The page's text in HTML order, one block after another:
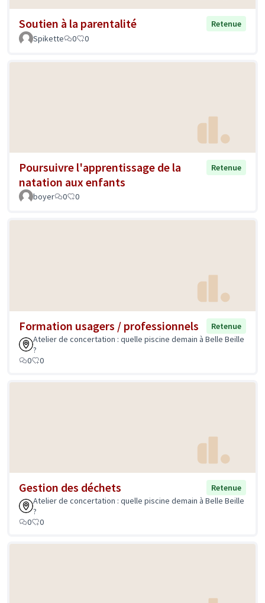
Soutien à la parentalité
Retenue
Spikette
0 0
Poursuivre l'apprentissage de la
natation aux enfants
Retenue
boyer 0 0
Formation usagers / professionnels
Retenue
Atelier de concertation : quelle piscine demain à Belle Beille
?
0
0
Gestion des déchets
Retenue
Atelier de concertation : quelle piscine demain à Belle Beille
?
0
0